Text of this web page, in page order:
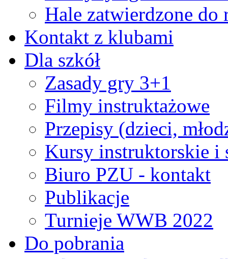
Hale zatwierdzone
Kontakt z klubami
Dla szkół
Zasady gry 3+1
Filmy instruktażowe
Przepisy (dzieci,
Kursy instruktorskie i
Biuro PZU - kontakt
Publikacje
Turnieje WWB 2022
Do pobrania